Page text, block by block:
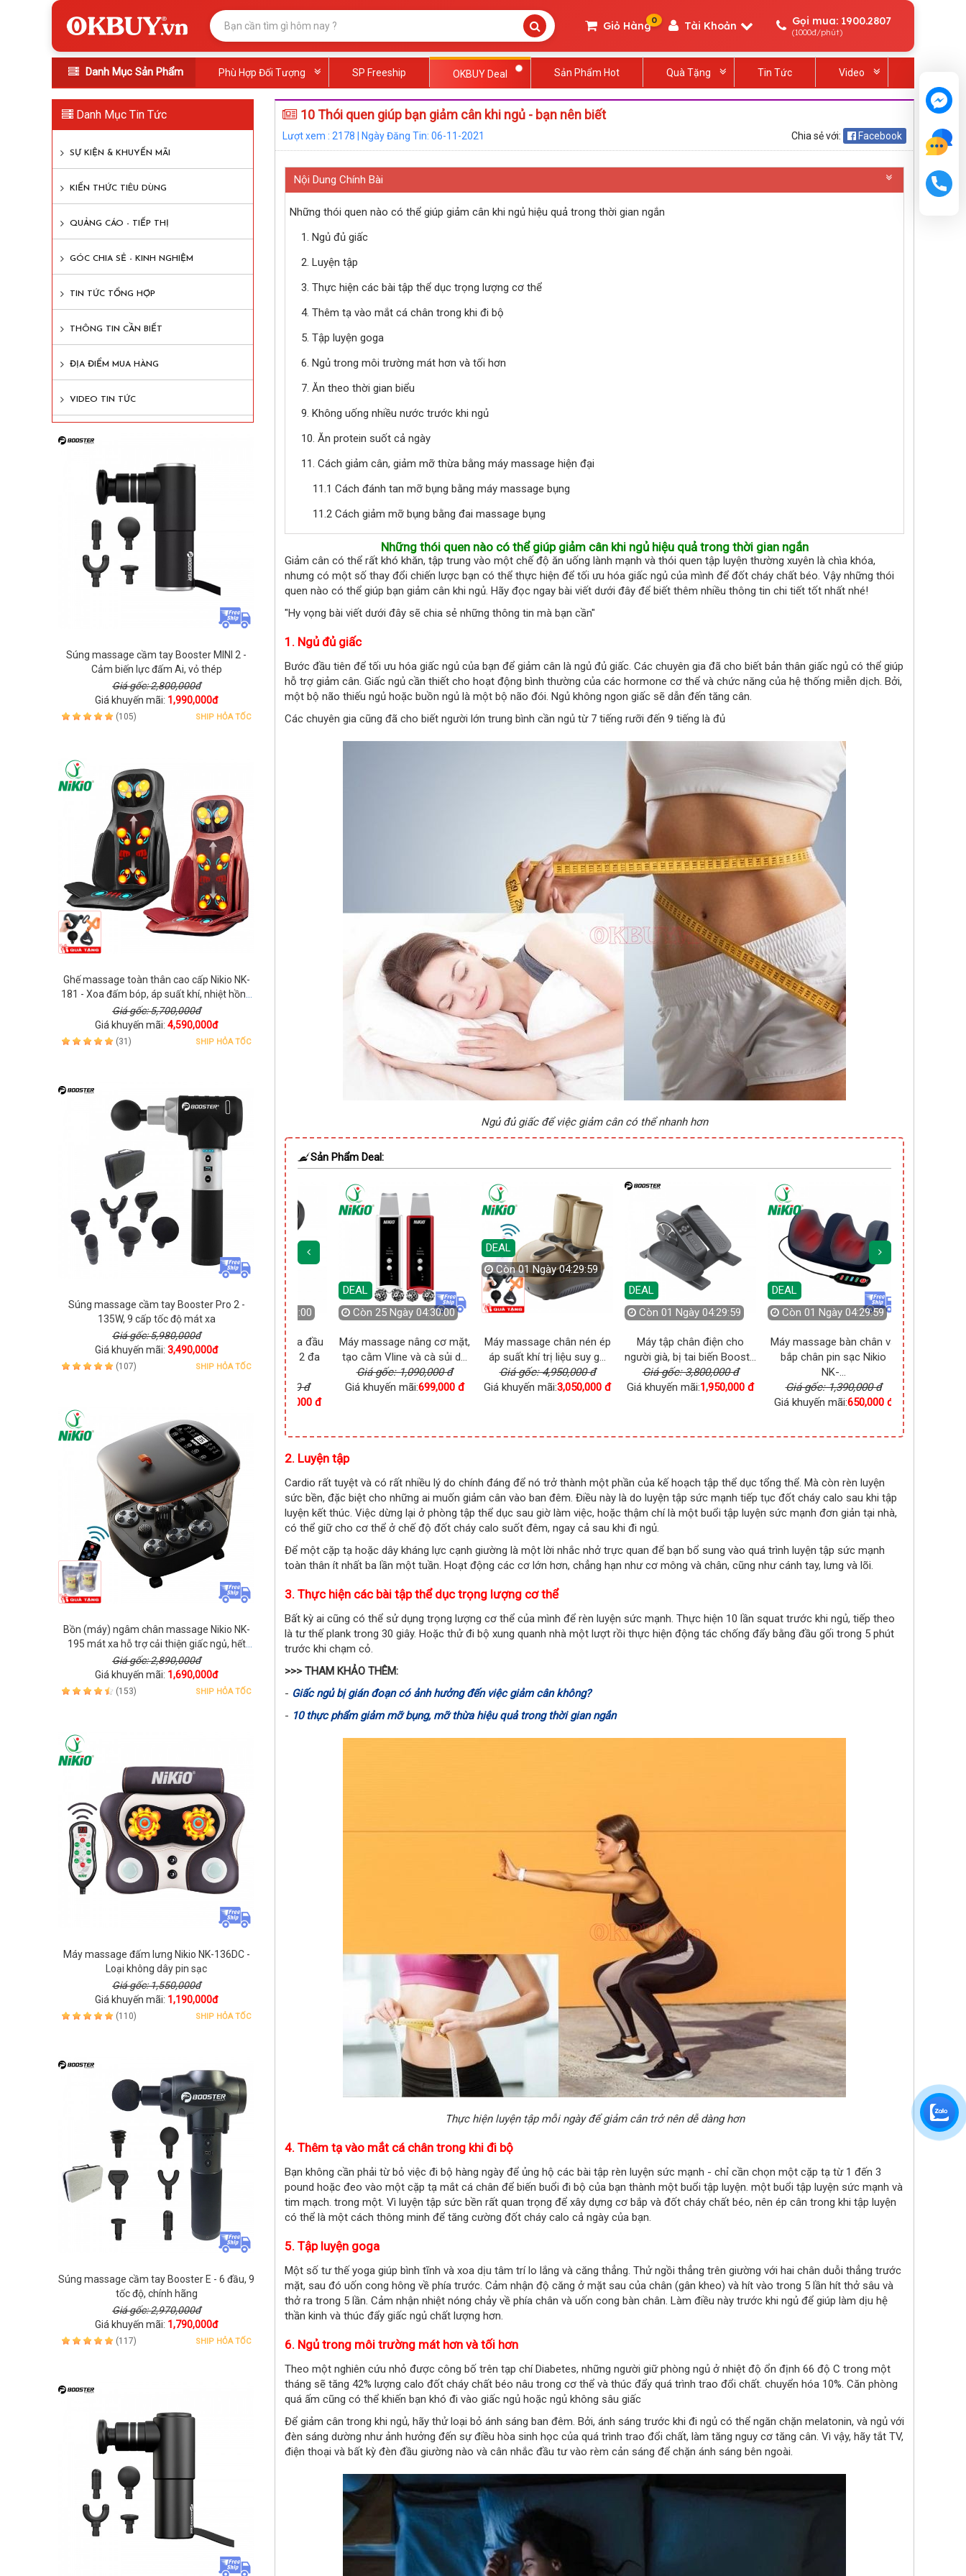
Giỏ Hàng0 Tài Khoản Gọi mua: 1900.2807
(1000đ/phút)
Danh Mục Sản Phẩm Phù Hợp Đối Tượng SP Freeship OKBUY Deal Sản Phẩm Hot Quà Tặng Tin Tức Video
Danh Mục Tin Tức
SỰ KIỆN & KHUYẾN MÃI
KIẾN THỨC TIÊU DÙNG
QUẢNG CÁO - TIẾP THỊ
GÓC CHIA SẺ - KINH NGHIỆM
TIN TỨC TỔNG HỢP
THÔNG TIN CẦN BIẾT
ĐỊA ĐIỂM MUA HÀNG
VIDEO TIN TỨC
Súng massage cầm tay Booster MINI 2 -
Cảm biến lực đấm Ai, vỏ thép
Giá gốc: 2,800,000đ
Giá khuyến mãi: 1,990,000đ
(105) SHIP HỎA TỐC
Ghế massage toàn thân cao cấp Nikio NK-
181 - Xoa đấm bóp, áp suất khí, nhiệt hồng
ngoại
Giá gốc: 5,700,000đ
Giá khuyến mãi: 4,590,000đ
(31) SHIP HỎA TỐC
Súng massage cầm tay Booster Pro 2 -
135W, 9 cấp tốc độ mát xa
Giá gốc: 5,980,000đ
Giá khuyến mãi: 3,490,000đ
(107) SHIP HỎA TỐC
Bồn (máy) ngâm chân massage Nikio NK-
195 mát xa hỗ trợ cải thiện giấc ngủ, hết
lạnh chân - Đen
Giá gốc: 2,890,000đ
Giá khuyến mãi: 1,690,000đ
(153) SHIP HỎA TỐC
Máy massage đấm lưng Nikio NK-136DC -
Loại không dây pin sạc
Giá gốc: 1,550,000đ
Giá khuyến mãi: 1,190,000đ
(110) SHIP HỎA TỐC
Súng massage cầm tay Booster E - 6 đầu, 9
tốc độ, chính hãng
Giá gốc: 2,970,000đ
Giá khuyến mãi: 1,790,000đ
(117) SHIP HỎA TỐC
10 Thói quen giúp bạn giảm cân khi ngủ - bạn nên biết
Lượt xem : 2178 | Ngày Đăng Tin: 06-11-2021 Chia sẻ với: Facebook
Nội Dung Chính Bài
Những thói quen nào có thể giúp giảm cân khi ngủ hiệu quả trong thời gian ngắn
1. Ngủ đủ giấc
2. Luyện tập
3. Thực hiện các bài tập thể dục trọng lượng cơ thể
4. Thêm tạ vào mắt cá chân trong khi đi bộ
5. Tập luyện goga
6. Ngủ trong môi trường mát hơn và tối hơn
7. Ăn theo thời gian biểu
9. Không uống nhiều nước trước khi ngủ
10. Ăn protein suốt cả ngày
11. Cách giảm cân, giảm mỡ thừa bằng máy massage hiện đại
11.1 Cách đánh tan mỡ bụng bằng máy massage bụng
11.2 Cách giảm mỡ bụng bằng đai massage bụng
Những thói quen nào có thể giúp giảm cân khi ngủ hiệu quả trong thời gian ngắn
Giảm cân có thể rất khó khăn, tập trung vào một chế độ ăn uống lành mạnh và thói quen tập luyện thường xuyên là chìa khóa,
nhưng có một số thay đổi chiến lược bạn có thể thực hiện để tối ưu hóa giấc ngủ của mình để đốt cháy chất béo. Vậy những thói
quen nào có thể giúp bạn giảm cân khi ngủ. Hãy đọc ngay bài viết dưới đây để biết thêm nhiều thông tin chi tiết tốt nhất nhé!
"Hy vọng bài viết dưới đây sẽ chia sẻ những thông tin mà bạn cần"
1. Ngủ đủ giấc
Bước đầu tiên để tối ưu hóa giấc ngủ của bạn để giảm cân là ngủ đủ giấc. Các chuyên gia đã cho biết bản thân giấc ngủ có thể giúp
hỗ trợ giảm cân. Giấc ngủ cần thiết cho hoạt động bình thường của các hormone cơ thể và chức năng của hệ thống miễn dịch. Bởi,
một bộ não thiếu ngủ hoặc buồn ngủ là một bộ não đói. Ngủ không ngon giấc sẽ dẫn đến tăng cân.
Các chuyên gia cũng đã cho biết người lớn trung bình cần ngủ từ 7 tiếng rưỡi đến 9 tiếng là đủ
Ngủ đủ giấc để việc giảm cân có thể nhanh hơn
Sản Phẩm Deal:
Còn25 Ngày 04:29:59
Máy massage nâng cơ mặt,
đẩy mụn cám, bụi bẩn, đẩy...
Giá gốc: 1,090,000 đ
Còn 25 Ngày 04:29:59
Cây lược massage da đầu
cầm tay Nikio NK-112 đa
Giá gốc: 1,250,000 đ
890,000 đ
DEAL
Còn 25 Ngày 04:29:59
Máy massage nâng cơ mặt,
tạo cằm Vline và cà sủi d...
Giá gốc: 1,090,000 đ
Giá khuyến mãi:699,000 đ
DEAL
Còn01 Ngày 04:29:58
Máy massage chân nén ép
áp suất khí trị liệu suy g...
Giá gốc: 4,950,000 đ
Giá khuyến mãi:3,050,000 đ
DEAL
Còn 01 Ngày 04:29:58
Máy tập chân điện cho
người già, bị tai biến Boost...
Giá gốc: 3,800,000 đ
Giá khuyến mãi:1,950,000 đ
DEAL
Còn 01 Ngày 04:29:58
Máy massage bàn chân và
bắp chân pin sạc Nikio
NK-...
Giá gốc: 1,390,000 đ
Giá khuyến mãi:650,000 đ
2. Luyện tập
Cardio rất tuyệt và có rất nhiều lý do chính đáng để nó trở thành một phần của kế hoạch tập thể dục tổng thể. Mà còn rèn luyện
sức bền, đặc biệt cho những ai muốn giảm cân vào ban đêm. Điều này là do luyện tập sức mạnh tiếp tục đốt cháy calo sau khi tập
luyện kết thúc. Việc dừng lại ở phòng tập thể dục sau giờ làm việc, hoặc thậm chí là một buổi tập luyện sức mạnh đơn giản tại nhà,
có thể giữ cho cơ thể ở chế độ đốt cháy calo suốt đêm, ngay cả sau khi đi ngủ.
Để một cặp tạ hoặc dây kháng lực cạnh giường là một lời nhắc nhở trực quan để bạn bổ sung vào quá trình luyện tập sức mạnh
toàn thân ít nhất ba lần một tuần. Hoạt động các cơ lớn hơn, chẳng hạn như cơ mông và chân, cũng như cánh tay, lưng và lõi.
3. Thực hiện các bài tập thể dục trọng lượng cơ thể
Bất kỳ ai cũng có thể sử dụng trọng lượng cơ thể của mình để rèn luyện sức mạnh. Thực hiện 10 lần squat trước khi ngủ, tiếp theo
là tư thế plank trong 30 giây. Hoặc thử đi bộ xung quanh nhà một lượt rồi thực hiện động tác chống đẩy bằng đầu gối trong 5 phút
trước khi chạm cỏ.
>>> THAM KHẢO THÊM:
- Giấc ngủ bị gián đoạn có ảnh hưởng đến việc giảm cân không?
- 10 thực phẩm giảm mỡ bụng, mỡ thừa hiệu quả trong thời gian ngắn
Thực hiện luyện tập mỗi ngày để giảm cân trở nên dễ dàng hơn
4. Thêm tạ vào mắt cá chân trong khi đi bộ
Bạn không cần phải từ bỏ việc đi bộ hàng ngày để ủng hộ các bài tập rèn luyện sức mạnh - chỉ cần chọn một cặp tạ từ 1 đến 3
pound hoặc đeo vào một cặp tạ mắt cá chân để biến buổi đi bộ của bạn thành một buổi tập luyện. một buổi tập luyện sức mạnh và
tim mạch. trong một. Vì luyện tập sức bền rất quan trọng để xây dựng cơ bắp và đốt cháy chất béo, nên ép cân trong khi tập luyện
có thể là một cách thông minh để tăng cường đốt cháy calo cả ngày của bạn.
5. Tập luyện goga
Một số tư thế yoga giúp bình tĩnh và xoa dịu tâm trí lo lắng và căng thẳng. Thử ngồi thẳng trên giường với hai chân duỗi thẳng trước
mặt, sau đó uốn cong hông về phía trước. Cảm nhận độ căng ở mặt sau của chân (gân kheo) và hít vào trong 5 lần hít thở sâu và
thở ra trong 5 lần. Cảm nhận nhiệt nóng chảy về phía chân và uốn cong bàn chân. Làm điều này trước khi ngủ để giúp làm dịu hệ
thần kinh và thúc đẩy giấc ngủ chất lượng hơn.
6. Ngủ trong môi trường mát hơn và tối hơn
Theo một nghiên cứu nhỏ được công bố trên tạp chí Diabetes, những người giữ phòng ngủ ở nhiệt độ ổn định 66 độ C trong một
tháng sẽ tăng 42% lượng calo đốt cháy chất béo nâu trong cơ thể và thúc đẩy quá trình trao đổi chất. chuyển hóa 10%. Căn phòng
quá ấm cũng có thể khiến bạn khó đi vào giấc ngủ hoặc ngủ không sâu giấc
Để giảm cân trong khi ngủ, hãy thử loại bỏ ánh sáng ban đêm. Bởi, ánh sáng trước khi đi ngủ có thể ngăn chặn melatonin, và ngủ với
đèn sáng dường như ảnh hưởng đến sự điều hòa sinh học của quá trình trao đổi chất, làm tăng nguy cơ tăng cân. Vì vậy, hãy tắt TV,
điện thoại và bất kỳ đèn đầu giường nào và cân nhắc đầu tư vào rèm cản sáng để chặn ánh sáng bên ngoài.